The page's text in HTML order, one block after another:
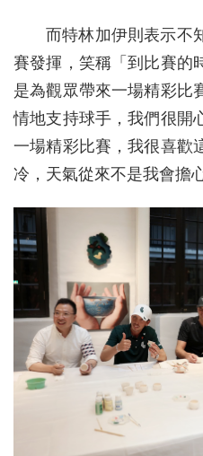
而特林加伊則表示不
賽發揮，笑稱「到比賽的
是為觀眾帶來一場精彩比
情地支持球手，我們很開
一場精彩比賽，我很喜歡
冷，天氣從來不是我會擔